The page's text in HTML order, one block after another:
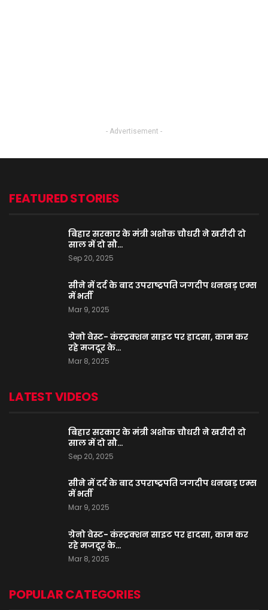
- Advertisement -
FEATURED STORIES
बिहार सरकार के मंत्री अशोक चौधरी ने खरीदी दो
साल में दो सौ…
Sep 20, 2025
सीने में दर्द के बाद उपराष्ट्रपति जगदीप धनखड़ एम्स
में भर्ती
Mar 9, 2025
ग्रेनो वेस्ट- कंस्ट्रक्शन साइट पर हादसा, काम कर
रहे मजदूर के…
Mar 8, 2025
LATEST VIDEOS
बिहार सरकार के मंत्री अशोक चौधरी ने खरीदी दो
साल में दो सौ…
Sep 20, 2025
सीने में दर्द के बाद उपराष्ट्रपति जगदीप धनखड़ एम्स
में भर्ती
Mar 9, 2025
ग्रेनो वेस्ट- कंस्ट्रक्शन साइट पर हादसा, काम कर
रहे मजदूर के…
Mar 8, 2025
POPULAR CATEGORIES